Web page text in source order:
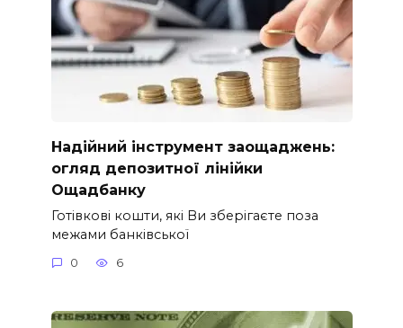
Надійний інструмент заощаджень:
огляд депозитної лінійки
Ощадбанку
Готівкові кошти, які Ви зберігаєте поза
межами банківської
0 6